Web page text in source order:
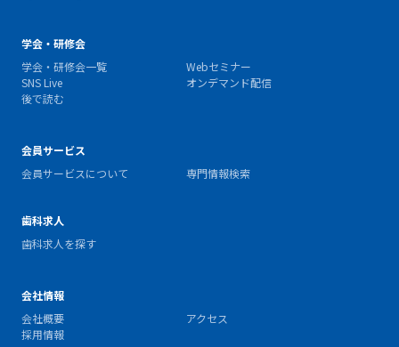
学会・研修会
学会・研修会一覧
Webセミナー
SNS Live
オンデマンド配信
後で読む
会員サービス
会員サービスについて
専門情報検索
歯科求人
歯科求人を探す
会社情報
会社概要
アクセス
採用情報